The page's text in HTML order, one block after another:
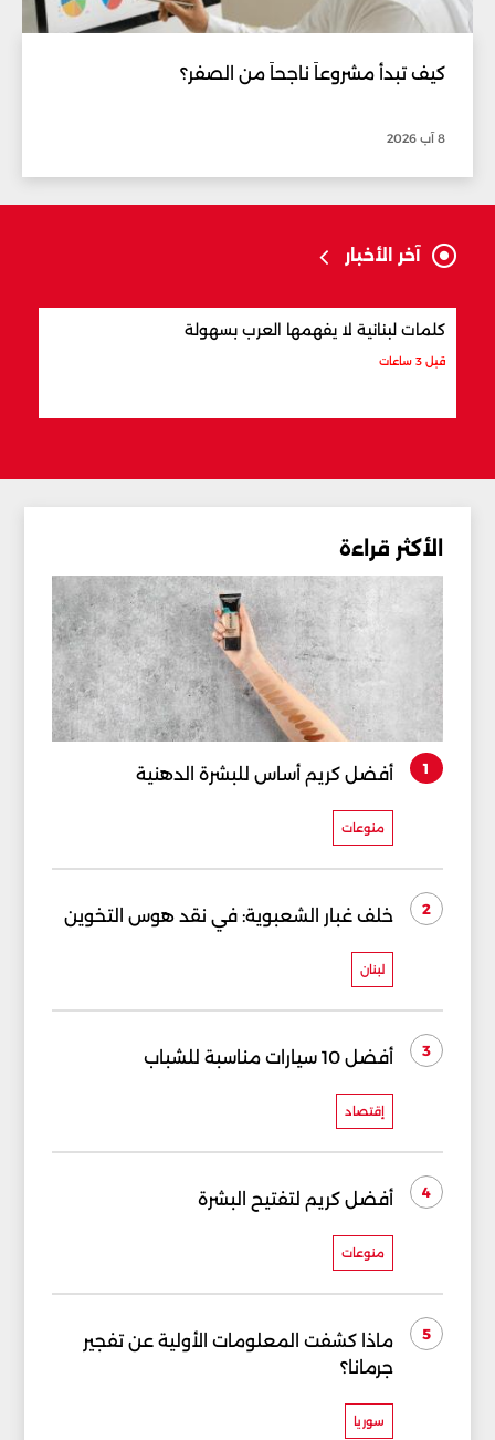
كيف تبدأ مشروعاً ناجحاً من الصفر؟
8 آب 2026
آخر الأخبار
كلمات لبنانية لا يفهمها العرب بسهولة
قبل 3 ساعات
الأكثر قراءة
1 أفضل كريم أساس للبشرة الدهنية
منوعات
2 خلف غبار الشعبوية: في نقد هوس التخوين
لبنان
3 أفضل 10 سيارات مناسبة للشباب
إقتصاد
4 أفضل كريم لتفتيح البشرة
منوعات
5
ماذا كشفت المعلومات الأولية عن تفجير
جرمانا؟
سوريا